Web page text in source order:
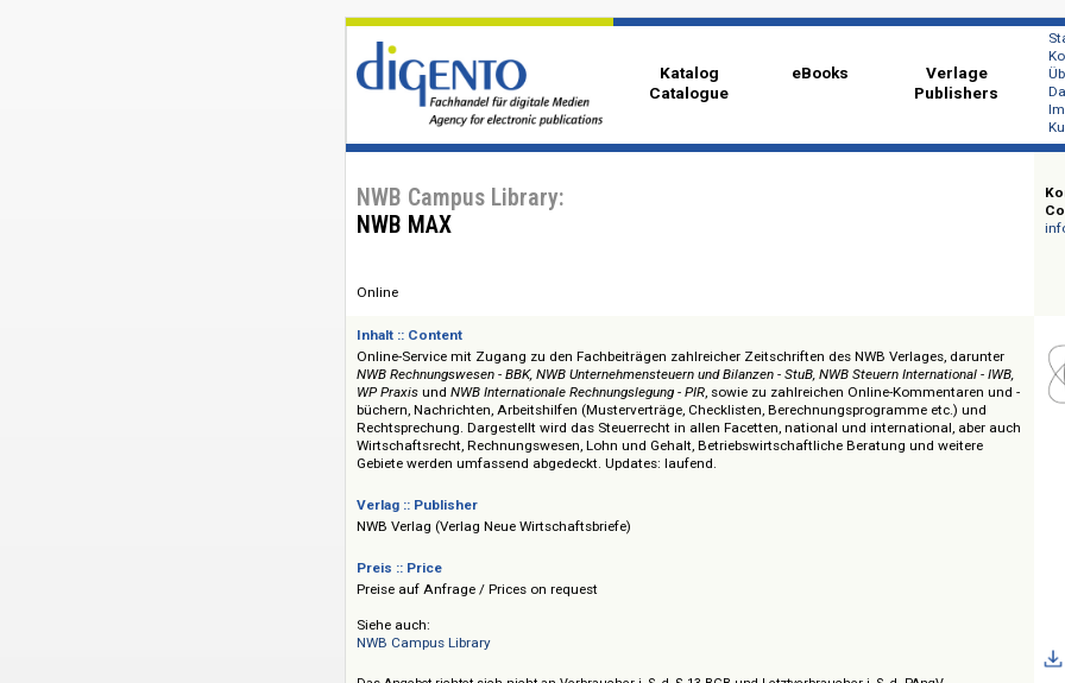
Katalog
Catalogue
eBooks
NWB Campus Library:
Inhalt :: Content
Online-Service mit Zugang zu den Fachbeiträgen zahlreicher Zeitschriften des NWB Verlages,
NWB Rechnungswesen - BBK, NWB Unternehmensteuern und Bilanzen - StuB, NWB Steuern
WP Praxis undNWB Internationale Rechnungslegung - PIR, sowie zu zahlreichen Online-
büchern, Nachrichten, Arbeitshilfen (Musterverträge, Checklisten, Berechnungsprogramme etc.)
Rechtsprechung. Dargestellt wird das Steuerrecht in allen Facetten, national und international,
Gebiete werden umfassend abgedeckt. Updates: laufend.
Verlag :: Publisher
NWB Verlag (Verlag Neue Wirtschaftsbriefe)
Preis :: Price
Preise auf Anfrage / Prices on request